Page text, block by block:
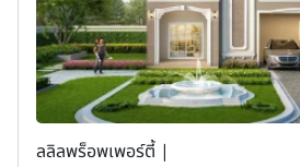
ลลิลพร็อพเพอร์ตี้ |